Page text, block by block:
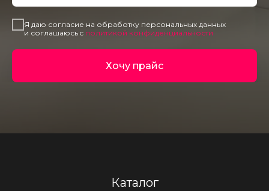
Я даю согласие на обработку персональных данных
и соглашаюсь c политикой конфиденциальности
Хочу прайс
Каталог